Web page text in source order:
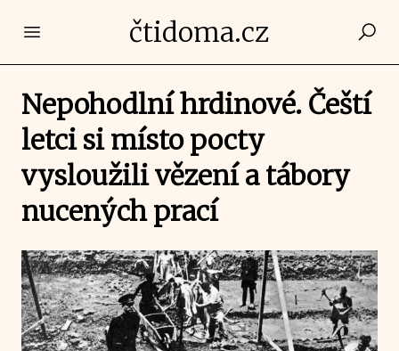
Open main menučtidoma.cz
Nepohodlní hrdinové. Čeští
letci si místo pocty
vysloužili vězení a tábory
nucených prací